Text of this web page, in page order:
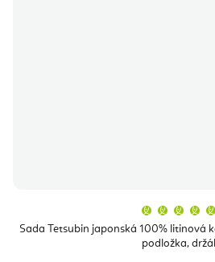
Sada Tetsubin japonská 100% litinová
podložka,